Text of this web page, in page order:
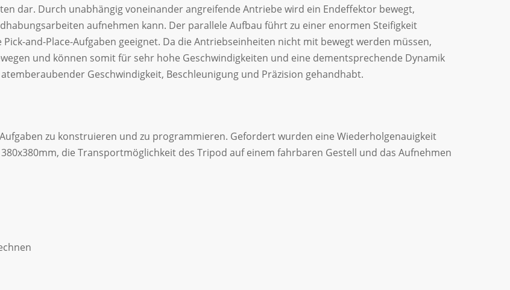
dar. Durch unabhängig voneinander angreifende Antriebe wird ein Endeffektor bewegt,
aufnehmen kann. Der parallele Aufbau führt zu einer enormen Steifigkeit
and-Place-Aufgaben geeignet. Da die Antriebseinheiten nicht mit bewegt werden müssen,
und können somit für sehr hohe Geschwindigkeiten und eine dementsprechende Dynamik
Geschwindigkeit, Beschleunigung und Präzision gehandhabt.
zu konstruieren und zu programmieren. Gefordert wurden eine Wiederholgenauigkeit
die Transportmöglichkeit des Tripod auf einem fahrbaren Gestell und das Aufnehmen